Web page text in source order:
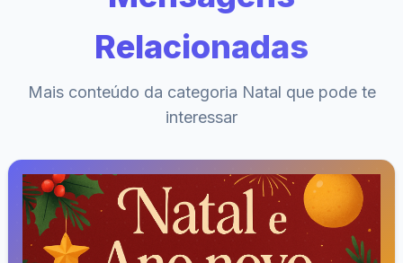
Relacionadas
Mais conteúdo da categoria Natal que pode te
interessar